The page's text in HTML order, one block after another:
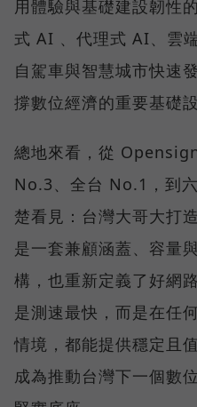
用體驗與基礎建設韌性
式 AI 、代理式 AI、雲
自駕車與智慧城市快速
撐數位經濟的重要基礎設
總地來看，從
No.3、全台 No.1，到
楚看見：台灣大哥大打
是一套兼顧涵蓋、容量
構，也重新定義了好網
是測速最快，而是在任
情境，都能提供穩定且
成為推動台灣下一個數